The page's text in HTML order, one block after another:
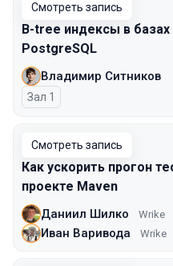
Смотреть запись
B-tree индексы в
PostgreSQL
Владимир Ситников
Зал 1
Смотреть запись
Как ускорить прогон
проекте Maven
Даниил Шилко Wrike
Иван Варивода Wrike